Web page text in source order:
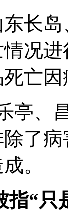
长
况
亡
亭、
了
。
指“只